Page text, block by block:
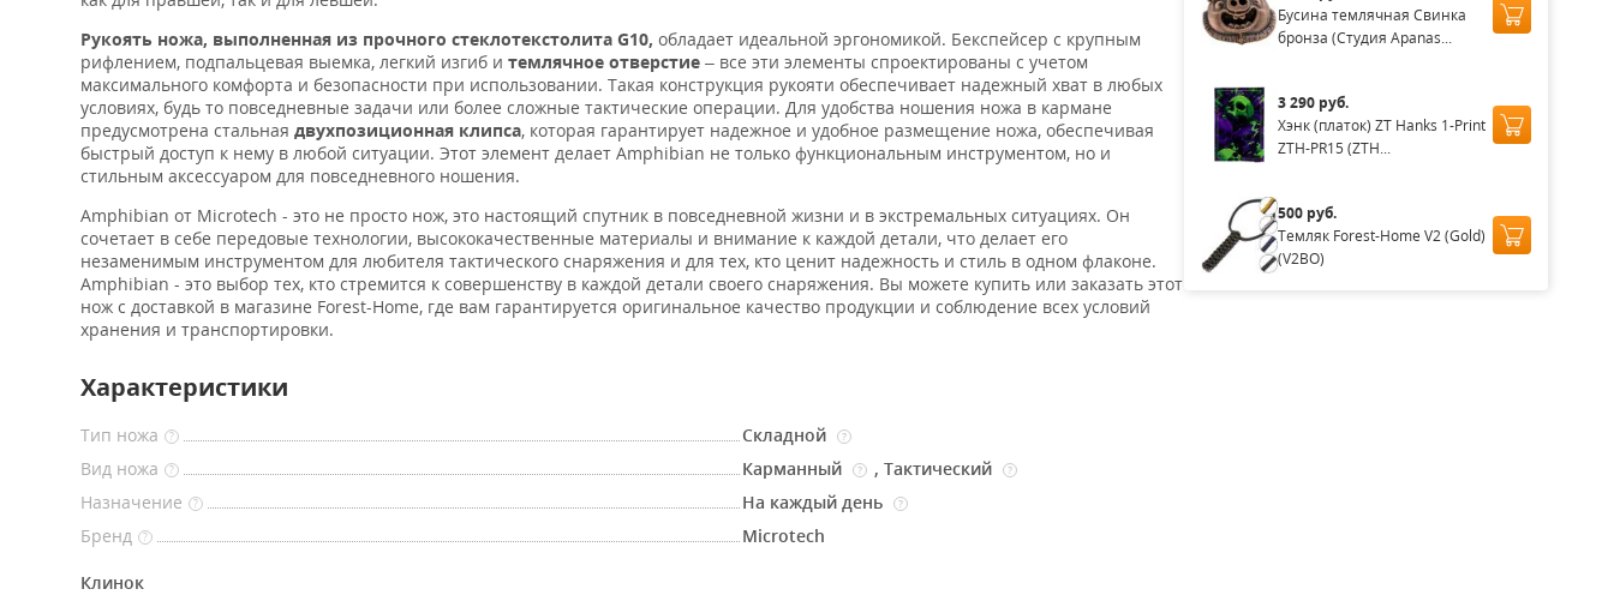
Рукоять ножа, выполненная из прочного стеклотекстолита G10, обладает идеальной эргономикой. Бекспейсер с крупным
рифлением, подпальцевая выемка, легкий изгиб и темлячное отверстие – все эти элементы спроектированы с учетом
максимального комфорта и безопасности при использовании. Такая конструкция рукояти обеспечивает надежный хват в любых
условиях, будь то повседневные задачи или более сложные тактические операции. Для удобства ношения ножа в кармане
предусмотрена стальная двухпозиционная клипса, которая гарантирует надежное и удобное размещение ножа, обеспечивая
быстрый доступ к нему в любой ситуации. Этот элемент делает Amphibian не только функциональным инструментом, но и
стильным аксессуаром для повседневного ношения.
Amphibian от Microtech - это не просто нож, это настоящий спутник в повседневной жизни и в экстремальных ситуациях. Он
сочетает в себе передовые технологии, высококачественные материалы и внимание к каждой детали, что делает его
незаменимым инструментом для любителя тактического снаряжения и для тех, кто ценит надежность и стиль в одном флаконе.
Amphibian - это выбор тех, кто стремится к совершенству в каждой детали своего снаряжения. Вы можете купить или заказать этот
нож с доставкой в магазине Forest-Home, где вам гарантируется оригинальное качество продукции и соблюдение всех условий
хранения и транспортировки.
Характеристики
Тип ножа ? Складной ?
Вид ножа ? Карманный ? ,Тактический ?
Назначение ? На каждый день ?
Бренд ? Microtech
Клинок
Бусина темлячная Свинка
бронза (Студия Apanas...
3 290 руб.
Хэнк (платок) ZT Hanks 1-Print
ZTH-PR15 (ZTH...
500 руб.
Темляк Forest-Home V2 (Gold)
(V2BO)